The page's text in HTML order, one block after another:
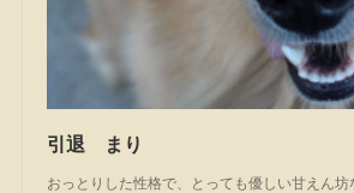
引退 まり
おっとりした性格で、とっても優しい甘えん